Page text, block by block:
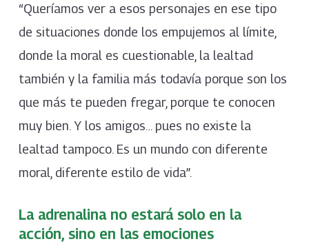
“Queríamos ver a esos personajes en ese tipo
de situaciones donde los empujemos al límite,
donde la moral es cuestionable, la lealtad
también y la familia más todavía porque son los
que más te pueden fregar, porque te conocen
muy bien. Y los amigos… pues no existe la
lealtad tampoco. Es un mundo con diferente
moral, diferente estilo de vida”.
La adrenalina no estará solo en la
acción, sino en las emociones